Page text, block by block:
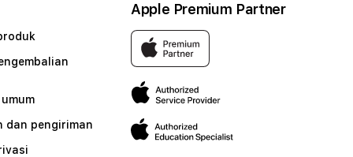
dan pengiriman
Apple Premium Partner